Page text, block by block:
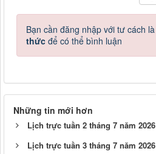
Bạn cần đăng nhập với tư cách là
thức để có thể bình luận
Những tin mới hơn
Lịch trực tuần 2 tháng 7 năm 2026
Lịch trực tuần 3 tháng 7 năm 2026